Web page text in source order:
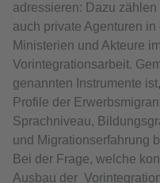
adressieren: Dazu
auch private Agenturen
Ministerien und Akteure
Vorintegrationsarbeit.
genannten Instrumente
Profile der
Sprachniveau,
und Migrationserfahrung
Bei der Frage, welche
Ausbau der